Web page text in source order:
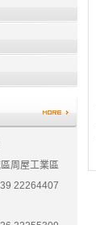
周屋工業區
22264407